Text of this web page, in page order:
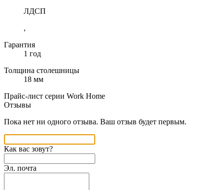
ЛДСП
,
Гарантия
1 год
Толщина столешницы
18 мм
Прайс-лист серии Work Home
Отзывы
Пока нет ни одного отзыва. Ваш отзыв будет первым.
Как вас зовут?
Эл. почта